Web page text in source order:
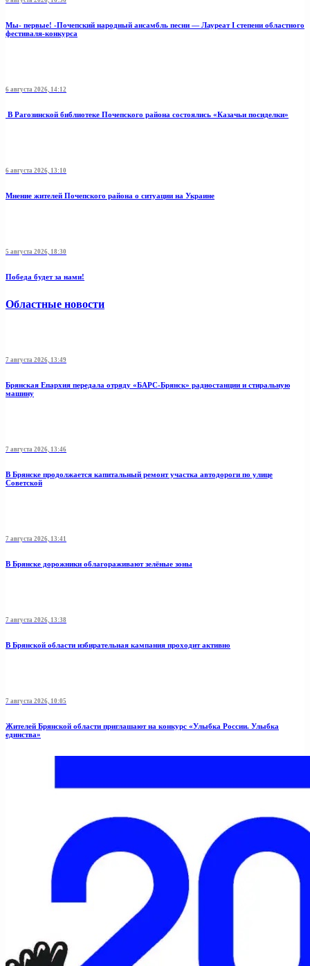
Мы- первые! -Почепский народный ансамбль песни — Лауреат I степени областного
фестиваля-конкурса
6 августа 2026, 14:12
В Рагозинской библиотеке Почепского района состоялись «Казачьи посиделки»
6 августа 2026, 13:10
Мнение жителей Почепского района о ситуации на Украине
5 августа 2026, 18:30
Победа будет за нами!
Областные новости
7 августа 2026, 13:49
Брянская Епархия передала отряду «БАРС-Брянск» радиостанции и стиральную
машину
7 августа 2026, 13:46
В Брянске продолжается капитальный ремонт участка автодороги по улице
Советской
7 августа 2026, 13:41
В Брянске дорожники облагораживают зелёные зоны
7 августа 2026, 13:38
В Брянской области избирательная кампания проходит активно
7 августа 2026, 10:05
Жителей Брянской области приглашают на конкурс «Улыбка России. Улыбка
единства»